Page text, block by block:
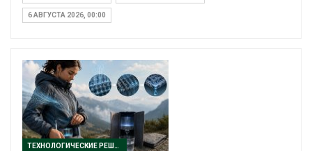
6 АВГУСТА 2026, 00:00
ТЕХНОЛОГИЧЕСКИЕ РЕШЕНИЯ